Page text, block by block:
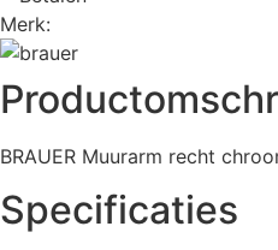
Merk:
BRAUER Muurarm recht
Specificaties